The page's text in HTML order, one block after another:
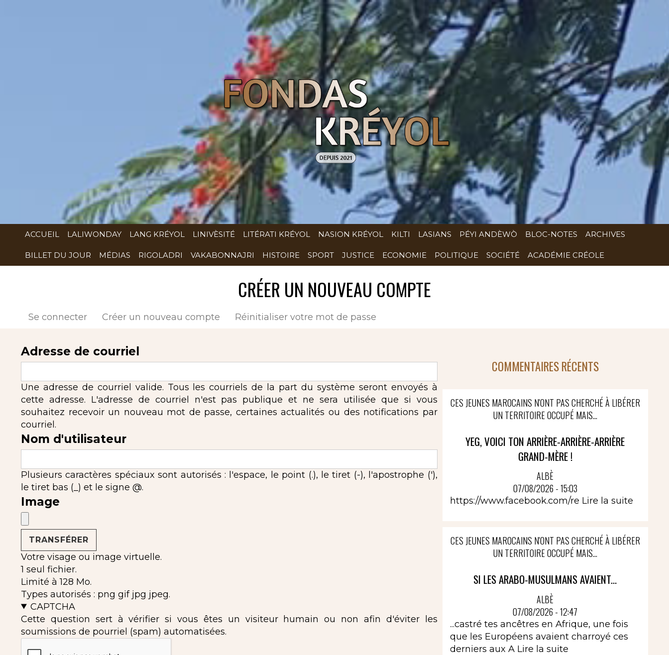
ACCUEIL LALIWONDAY LANG KRÉYOL LINIVÈSITÉ LITÉRATI KRÉYOL NASION KRÉYOL KILTI LASIANS PÉYI ANDÈWÒ BLOC-NOTES ARCHIVES
BILLET DU JOUR MÉDIAS RIGOLADRI VAKABONNAJRI HISTOIRE SPORT JUSTICE ECONOMIE POLITIQUE SOCIÉTÉ ACADÉMIE CRÉOLE
CRÉER UN NOUVEAU COMPTE
Se connecter Créer un nouveau compte (onglet actif)
Réinitialiser votre mot de passe
Adresse de courriel
Une adresse de courriel valide. Tous les courriels de la part du système seront envoyés à
cette adresse. L'adresse de courriel n'est pas publique et ne sera utilisée que si vous
souhaitez recevoir un nouveau mot de passe, certaines actualités ou des notifications par
courriel.
Nom d'utilisateur
Plusieurs caractères spéciaux sont autorisés : l'espace, le point (.), le tiret (-), l'apostrophe ('),
le tiret bas (_) et le signe @.
Image
Votre visage ou image virtuelle.
1 seul fichier.
Limité à 128 Mo.
Types autorisés : png gif jpg jpeg.
CAPTCHA
Cette question sert à vérifier si vous êtes un visiteur humain ou non afin d'éviter les
soumissions de pourriel (spam) automatisées.
COMMENTAIRES RÉCENTS
CES JEUNES MAROCAINS N'ONT PAS CHERCHÉ À LIBÉRER
UN TERRITOIRE OCCUPÉ MAIS...
YEG, VOICI TON ARRIÈRE-ARRIÈRE-ARRIÈRE
GRAND-MÈRE !
ALBÈ
07/08/2026 - 15:03
https://www.facebook.com/re Lire la suite
CES JEUNES MAROCAINS N'ONT PAS CHERCHÉ À LIBÉRER
UN TERRITOIRE OCCUPÉ MAIS...
SI LES ARABO-MUSULMANS AVAIENT...
ALBÈ
07/08/2026 - 12:47
...castré tes ancêtres en Afrique, une fois
que les Européens avaient charroyé ces
derniers aux A Lire la suite